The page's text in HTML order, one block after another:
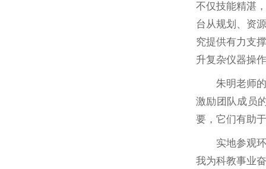
不仅技能精湛
台从规划、资
究提供有力支
升复杂仪器操
朱明老师
激励团队成员
要，它们有助
实地参观
我为科教事业